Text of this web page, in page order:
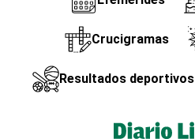
Crucigramas
Resultados deportivos